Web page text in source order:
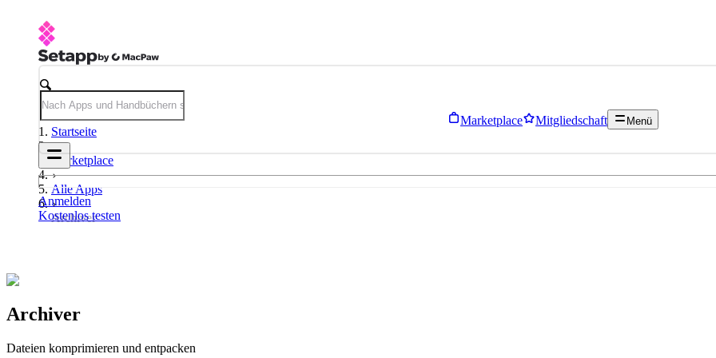
Marketplace Mitgliedschaft Menü
Anmelden
Kostenlos testen
Startseite
Marketplace
Alle Apps
Archiver
Archiver
Dateien komprimieren und entpacken